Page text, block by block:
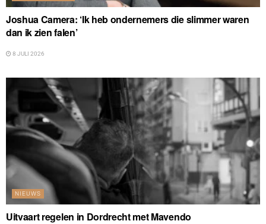
Joshua Camera: ‘Ik heb ondernemers die slimmer waren
dan ik zien falen’
8 JULI 2026
NIEUWS
Uitvaart regelen in Dordrecht met Mavendo